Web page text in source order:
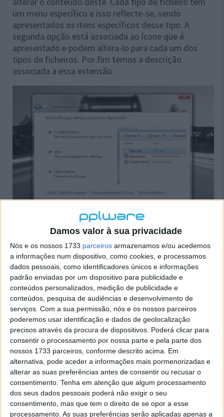
Damos valor à sua privacidade
Nós e os nossos 1733 parceiros armazenamos e/ou acedemos
a informações num dispositivo, como cookies, e processamos
dados pessoais, como identificadores únicos e informações
padrão enviadas por um dispositivo para publicidade e
conteúdos personalizados, medição de publicidade e
conteúdos, pesquisa de audiências e desenvolvimento de
serviços. Com a sua permissão, nós e os nossos parceiros
poderemos usar identificação e dados de geolocalização
precisos através da procura de dispositivos. Poderá clicar para
consentir o processamento por nossa parte e pela parte dos
nossos 1733 parceiros, conforme descrito acima. Em
alternativa, pode aceder a informações mais pormenorizadas e
alterar as suas preferências antes de consentir ou recusar o
consentimento. Tenha em atenção que algum processamento
dos seus dados pessoais poderá não exigir o seu
consentimento, mas que tem o direito de se opor a esse
processamento. As suas preferências serão aplicadas apenas a
um menu específico e isso reflecte-se, sendo
apresentados os itens específicos desse tipo. A
segunda opção está associada ao ícone que é
apresentado e podem altera-lo para cada um dos
tipos de ficheiros. Por fim temos a descrição
associada a essa extensão.
A segunda opção do menu principal está relacionada
com a função de autoplay. Para cada uma das
possibilidade de drives que sejam inseridas no vosso
Windows. Vão poder decidir qual a acção a ser
tomada, em função daquilo que quiserem executar.